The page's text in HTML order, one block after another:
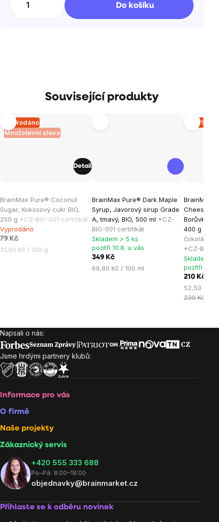
Do košíku
Související produkty
Množstevní sleva
Vyprodáno
BrainMax Pure® Coconut
Sugar, Kokosový cukr BIO,
250 g *CZ-BIO-001 certifikát
hodnocení
produktu
je
0,0
z
Vyprodáno
79 Kč
Měrná
31,60 Kč / 100 g
Detail
BrainMax Pure® Dark Maple
Syrup, Javorový sirup Grade
A, tmavý, BIO, 500 ml *CZ-
BIO-001 certifikát
hodnocení
produktu
je
5,0
z
Skladem > 5 ks
pozítří 10.8. u vás
349 Kč
Měrná
69,80 Kč / 100 ml
–12 %
BrainMax
Borůvky a
400 g
čokoládou
*CZ-BIO-
produktu
je
4,9
z
5
Skladem >
pozítří
210 Kč
Měrná
cena:
52,50 Kč /
239 Kč
Zápatí
Napsali o nás:
Jsme hrdými partnery klubů:
Informace pro vás
O firmě
Naše projekty
Zákaznický servis
‭+420 555 333 688
Po–Pá: 8:00–18:00
objednavky@brainmarket.cz
Přihlaste se k odběru novinek